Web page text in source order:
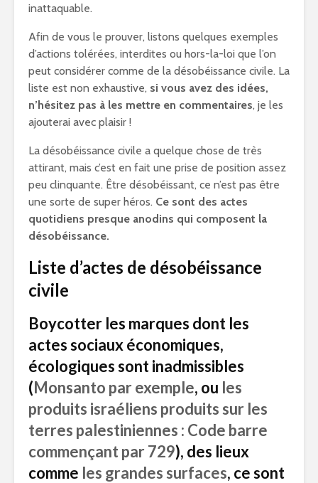
inattaquable.
Afin de vous le prouver, listons quelques exemples
d’actions tolérées, interdites ou hors-la-loi que l’on
peut considérer comme de la désobéissance civile. La
liste est non exhaustive, si vous avez des idées,
n’hésitez pas à les mettre en commentaires, je les
ajouterai avec plaisir !
La désobéissance civile a quelque chose de très
attirant, mais c’est en fait une prise de position assez
peu clinquante. Être désobéissant, ce n’est pas être
une sorte de super héros. Ce sont des actes
quotidiens presque anodins qui composent la
désobéissance.
Liste d’actes de désobéissance
civile
Boycotter les marques dont les
actes sociaux économiques,
écologiques sont inadmissibles
(Monsanto par exemple, ou les
produits israéliens produits sur les
terres palestiniennes : Code barre
commençant par 729), des lieux
comme les grandes surfaces, ce sont